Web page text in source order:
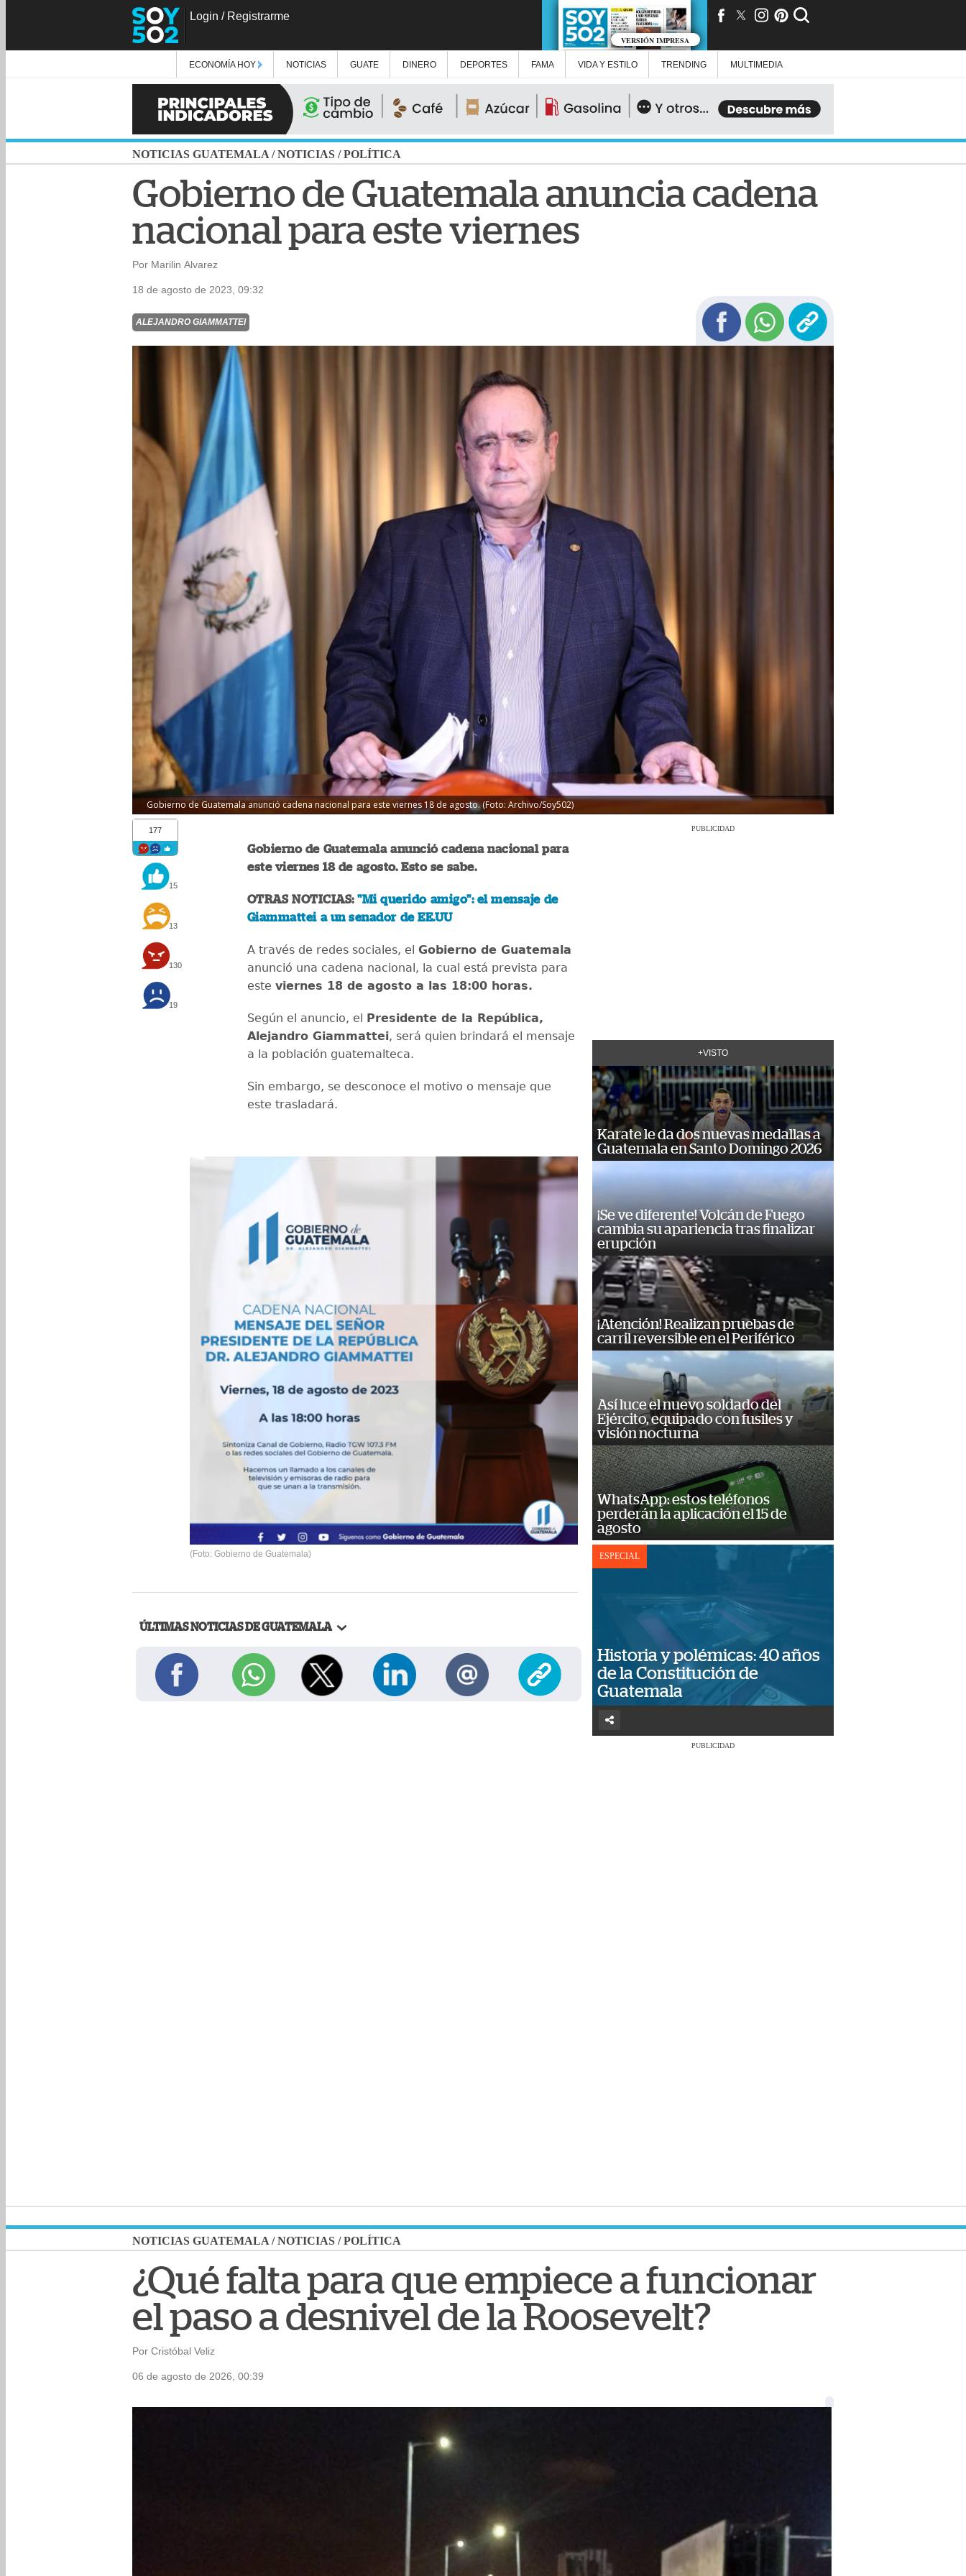
Login / Registrarme
VERSIÓN IMPRESA
ECONOMÍA HOY NOTICIAS GUATE DINERO DEPORTES FAMA VIDA Y ESTILO TRENDING MULTIMEDIA
NOTICIAS GUATEMALA /NOTICIAS /POLÍTICA
Gobierno de Guatemala anuncia cadena
nacional para este viernes
Por Marilin Alvarez
18 de agosto de 2023, 09:32
ALEJANDRO GIAMMATTEI
Gobierno de Guatemala anunció cadena nacional para este viernes 18 de agosto. (Foto: Archivo/Soy502)
177
15
13
130
19
Gobierno de Guatemala anunció cadena nacional para
este viernes 18 de agosto. Esto se sabe.
OTRAS NOTICIAS:"Mi querido amigo": el mensaje de
Giammattei a un senador de EE.UU
A través de redes sociales, el Gobierno de Guatemala
anunció una cadena nacional, la cual está prevista para
este viernes 18 de agosto a las 18:00 horas.
Según el anuncio, el Presidente de la República,
Alejandro Giammattei, será quien brindará el mensaje
a la población guatemalteca.
Sin embargo, se desconoce el motivo o mensaje que
este trasladará.
(Foto: Gobierno de Guatemala)
ÚLTIMAS NOTICIAS DE GUATEMALA
PUBLICIDAD
+VISTO
Karate le da dos nuevas medallas a
Guatemala en Santo Domingo 2026
¡Se ve diferente! Volcán de Fuego
cambia su apariencia tras finalizar
erupción
¡Atención! Realizan pruebas de
carril reversible en el Periférico
Así luce el nuevo soldado del
Ejército, equipado con fusiles y
visión nocturna
WhatsApp: estos teléfonos
perderán la aplicación el 15 de
agosto
ESPECIAL
Historia y polémicas: 40 años
de la Constitución de
Guatemala
PUBLICIDAD
NOTICIAS GUATEMALA /NOTICIAS /POLÍTICA
¿Qué falta para que empiece a funcionar
el paso a desnivel de la Roosevelt?
Por Cristóbal Veliz
06 de agosto de 2026, 00:39